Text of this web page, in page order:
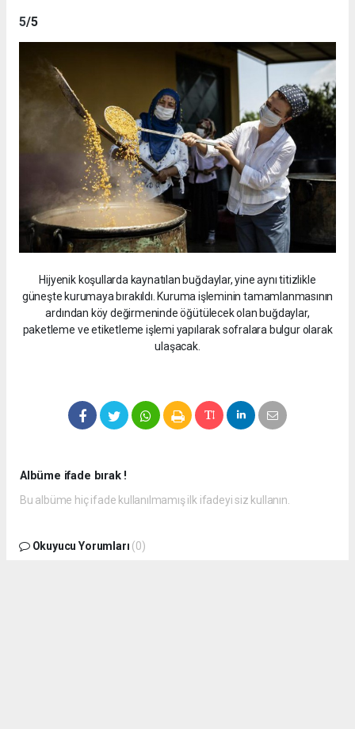
5/5
Hijyenik koşullarda kaynatılan buğdaylar, yine aynı titizlikle
güneşte kurumaya bırakıldı. Kuruma işleminin tamamlanmasının
ardından köy değirmeninde öğütülecek olan buğdaylar,
paketleme ve etiketleme işlemi yapılarak sofralara bulgur olarak
ulaşacak.
Albüme ifade bırak !
Bu albüme hiç ifade kullanılmamış ilk ifadeyi siz kullanın.
Okuyucu Yorumları (0)